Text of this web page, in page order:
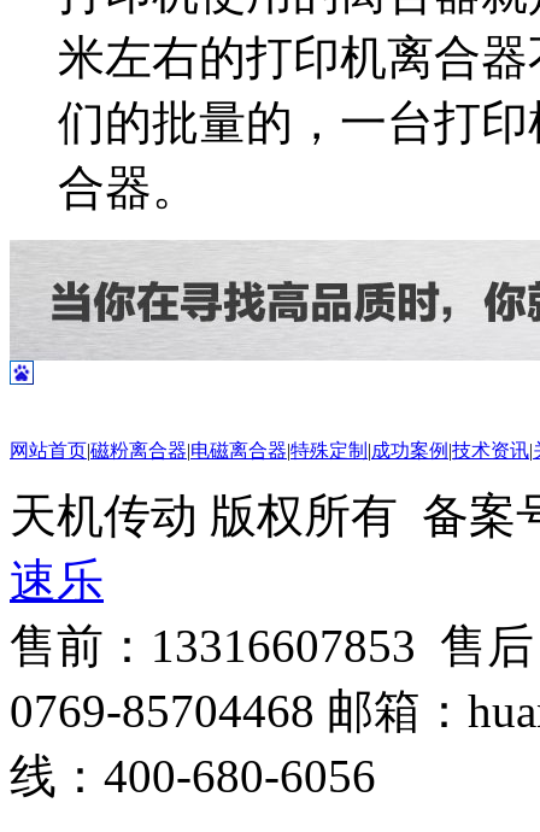
米左右的打印机离合
们的批量的，一台打
合器。
网站首页|磁粉离合器|电磁离合器|特殊定制 |成功案例 |技术资讯|
天机传动 版权所有 备案
速乐
售前：13316607853 售
0769-85704468 邮箱：
线：400-680-6056